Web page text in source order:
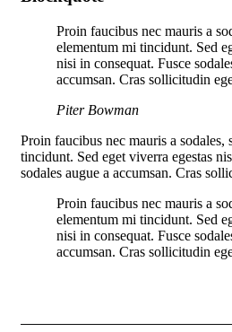
Proin faucibus nec mauris a
elementum mi tincidunt. Sed
nisi in consequat. Fusce
accumsan. Cras sollicitudin
Piter Bowman
Proin faucibus nec mauris a sodales,
tincidunt. Sed eget viverra egestas
sodales augue a accumsan. Cras
Proin faucibus nec mauris a
elementum mi tincidunt. Sed
nisi in consequat. Fusce
accumsan. Cras sollicitudin